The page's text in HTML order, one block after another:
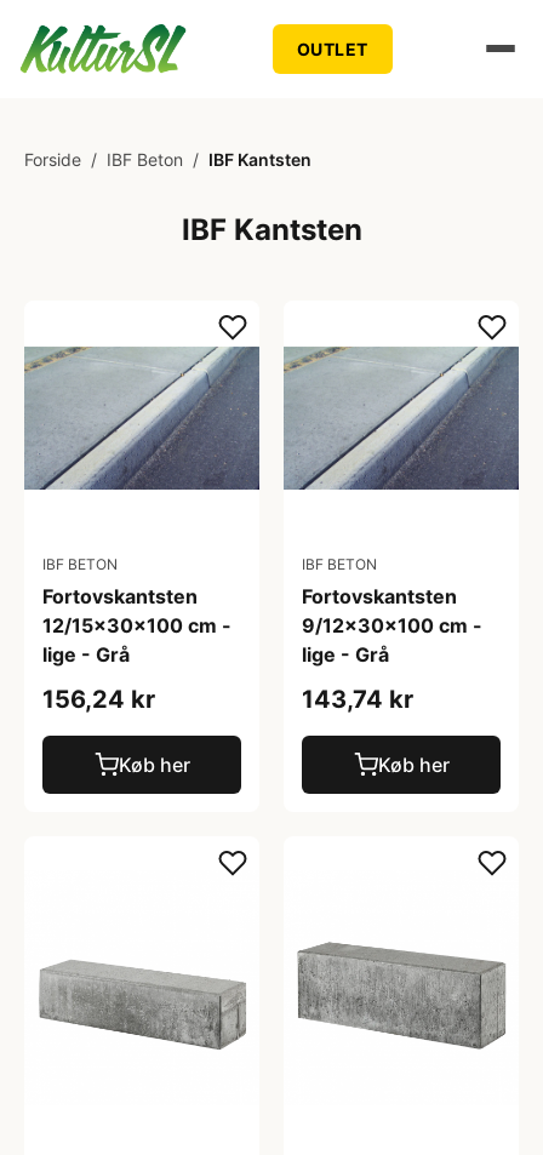
OUTLET
Forside / IBF Beton / IBF Kantsten
IBF Kantsten
IBF BETON
Fortovskantsten
12/15x30x100 cm -
lige - Grå
156,24 kr
Køb her
IBF BETON
Fortovskantsten
9/12x30x100 cm -
lige - Grå
143,74 kr
Køb her